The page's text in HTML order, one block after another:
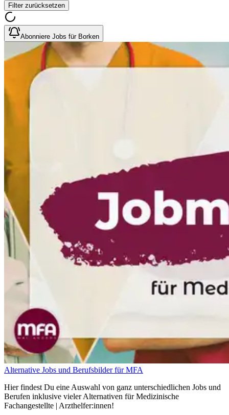
Filter zurücksetzen
Abonniere Jobs für Borken
Alternative Jobs und Berufsbilder für MFA
Hier findest Du eine Auswahl von ganz unterschiedlichen Jobs und
Berufen inklusive vieler Alternativen für Medizinische
Fachangestellte | Arzthelfer:innen!